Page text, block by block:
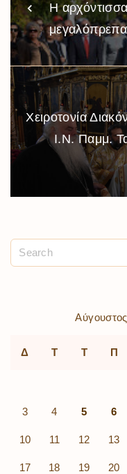
Η
μεγαλόπρεπα
Χειροτονία
Ι.Ν. Παμμ.
Δ Τ Τ Π
3 4 5 6
10 11 12 13
17 18 19 20